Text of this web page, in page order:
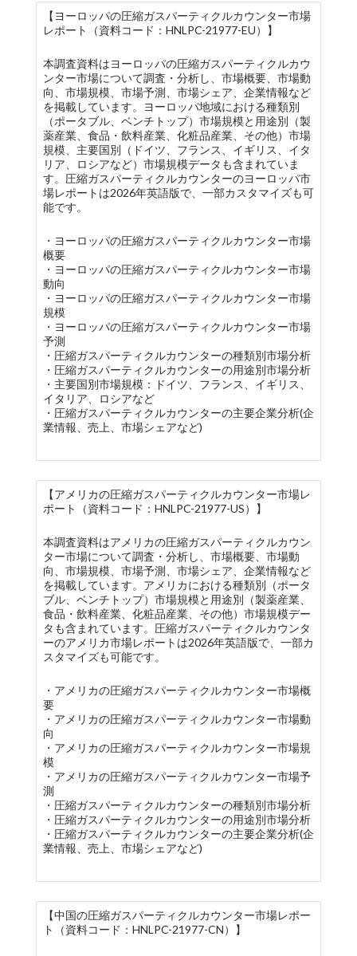
【ヨーロッパの圧縮ガスパーティクルカウンター市場
レポート（資料コード：HNLPC-21977-EU）】
本調査資料はヨーロッパの圧縮ガスパーティクルカウ
ンター市場について調査・分析し、市場概要、市場動
向、市場規模、市場予測、市場シェア、企業情報など
を掲載しています。ヨーロッパ地域における種類別
（ポータブル、ベンチトップ）市場規模と用途別（製
薬産業、食品・飲料産業、化粧品産業、その他）市場
規模、主要国別（ドイツ、フランス、イギリス、イタ
リア、ロシアなど）市場規模データも含まれていま
す。圧縮ガスパーティクルカウンターのヨーロッパ市
場レポートは2026年英語版で、一部カスタマイズも可
能です。
・ヨーロッパの圧縮ガスパーティクルカウンター市場
概要
・ヨーロッパの圧縮ガスパーティクルカウンター市場
動向
・ヨーロッパの圧縮ガスパーティクルカウンター市場
規模
・ヨーロッパの圧縮ガスパーティクルカウンター市場
予測
・圧縮ガスパーティクルカウンターの種類別市場分析
・圧縮ガスパーティクルカウンターの用途別市場分析
・主要国別市場規模：ドイツ、フランス、イギリス、
イタリア、ロシアなど
・圧縮ガスパーティクルカウンターの主要企業分析(企
業情報、売上、市場シェアなど)
【アメリカの圧縮ガスパーティクルカウンター市場レ
ポート（資料コード：HNLPC-21977-US）】
本調査資料はアメリカの圧縮ガスパーティクルカウン
ター市場について調査・分析し、市場概要、市場動
向、市場規模、市場予測、市場シェア、企業情報など
を掲載しています。アメリカにおける種類別（ポータ
ブル、ベンチトップ）市場規模と用途別（製薬産業、
食品・飲料産業、化粧品産業、その他）市場規模デー
タも含まれています。圧縮ガスパーティクルカウンタ
ーのアメリカ市場レポートは2026年英語版で、一部カ
スタマイズも可能です。
・アメリカの圧縮ガスパーティクルカウンター市場概
要
・アメリカの圧縮ガスパーティクルカウンター市場動
向
・アメリカの圧縮ガスパーティクルカウンター市場規
模
・アメリカの圧縮ガスパーティクルカウンター市場予
測
・圧縮ガスパーティクルカウンターの種類別市場分析
・圧縮ガスパーティクルカウンターの用途別市場分析
・圧縮ガスパーティクルカウンターの主要企業分析(企
業情報、売上、市場シェアなど)
【中国の圧縮ガスパーティクルカウンター市場レポー
ト（資料コード：HNLPC-21977-CN）】